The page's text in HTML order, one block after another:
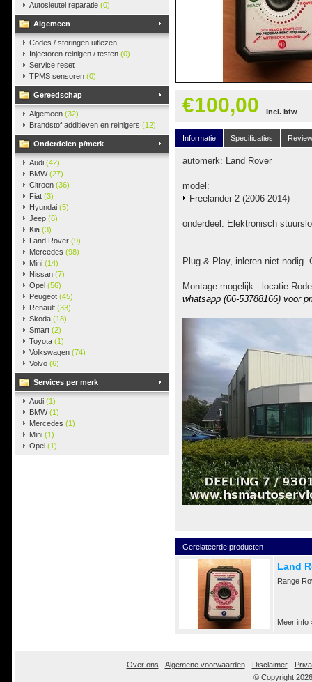
Autosleutel reparatie (0)
Algemeen
Codes / storingen uitlezen
Injectoren reinigen / testen (0)
Service reset
TPMS sensoren (0)
Gereedschap
Algemeen (32)
Brandstof additieven en reinigers (12)
Onderdelen p/merk
Audi (42)
BMW(27)
Citroen (36)
Fiat (3)
Hyundai (5)
Jeep (6)
Kia (3)
Land Rover (9)
Mercedes (98)
Mini (14)
Nissan (7)
Opel (56)
Peugeot (45)
Renault (33)
Skoda (18)
Smart (2)
Toyota (1)
Volkswagen (74)
Volvo (6)
Services per merk
Audi (1)
BMW(1)
Mercedes (1)
Mini (1)
Opel (1)
€100,00 Incl. btw
Informatie Specificaties
automerk: Land Rover
model:
Freelander 2 (2006-2014)
onderdeel: Elektronisch
Plug & Play, inleren niet nodig.
Montage mogelijk - locatie
whatsapp (06-53788166) voor
Gerelateerde producten
Land
Range
Meer info
Over ons -Algemene voorwaarden- Disclaimer-
© Copyright